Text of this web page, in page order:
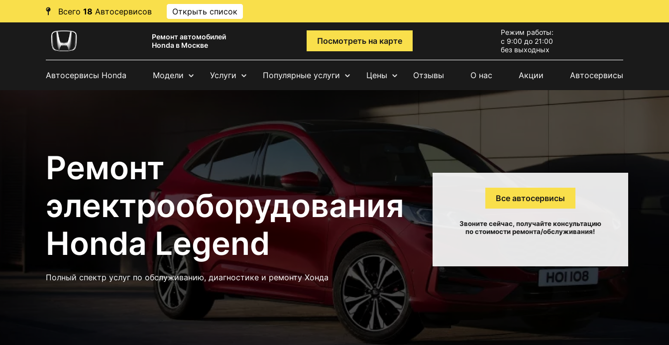
Всего 18 Автосервисов Открыть список
Ремонт автомобилей
Honda в Москве
Посмотреть на карте
Режим работы:
с 9:00 до 21:00
без выходных
Автосервисы Honda Модели Услуги Популярные услуги Цены Отзывы О нас Акции Автосервисы
Ремонт
электрооборудования
Honda Legend
Полный спектр услуг по обслуживанию, диагностике и ремонту Хонда
Все автосервисы
Звоните сейчас, получайте консультацию
по стоимости ремонта/обслуживания!